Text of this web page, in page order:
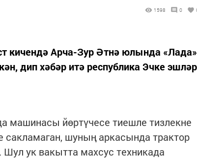
1598 0
кичендә Арча-Зур Әтнә юлында «Лада»
дип хәбәр итә республика Эчке эшләр
машинасы йөртүчесе тиешле тизлекне
сакламаган, шуның аркасында трактор
ук вакытта махсус техникада